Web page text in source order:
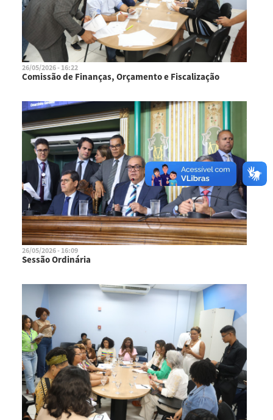
26/05/2026 - 16:22
Comissão de Finanças, Orçamento e Fiscalização
26/05/2026 - 16:09
Sessão Ordinária